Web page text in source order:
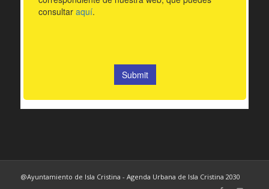
@Ayuntamiento de Isla Cristina - Agenda Urbana de Isla Cristina 2030